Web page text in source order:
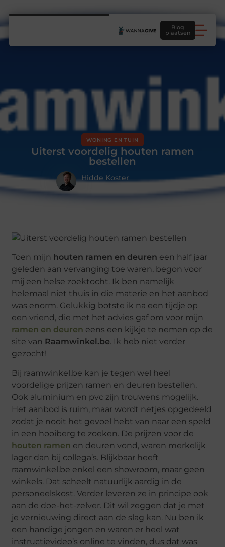
Blog
plaatsen
WONING EN TUIN
Uiterst voordelig houten ramen
bestellen
Hidde Koster
Toen mijn houten ramen en deuren een half jaar
geleden aan vervanging toe waren, begon voor
mij een helse zoektocht. Ik ben namelijk
helemaal niet thuis in die materie en het aanbod
was enorm. Gelukkig botste ik na een tijdje op
een vriend, die met het advies gaf om voor mijn
ramen en deuren eens een kijkje te nemen op de
site van Raamwinkel.be. Ik heb niet verder
gezocht!
Bij raamwinkel.be kan je tegen wel heel
voordelige prijzen ramen en deuren bestellen.
Ook aluminium en pvc zijn trouwens mogelijk.
Het aanbod is ruim, maar wordt netjes opgedeeld
zodat je nooit het gevoel hebt van naar een speld
in een hooiberg te zoeken. De prijzen voor de
houten ramen en deuren vond, waren merkelijk
lager dan bij collega’s. Blijkbaar heeft
raamwinkel.be enkel een showroom, maar geen
winkels. Dat scheelt natuurlijk aardig in de
personeelskost. Verder leveren ze in principe ook
aan de doe-het-zelver. Dit wil zeggen dat je met
je vernieuwing direct aan de slag kan. Nu ben ik
een handige jongen en waren er heel wat
instructievideo’s online te vinden, dus dat was